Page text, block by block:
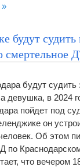
»
будут
смертельное
будут
девушка, в 2024
пойдет под
он
Об этом
по
что вечером